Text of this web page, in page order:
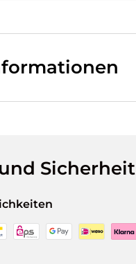
Sicherheit